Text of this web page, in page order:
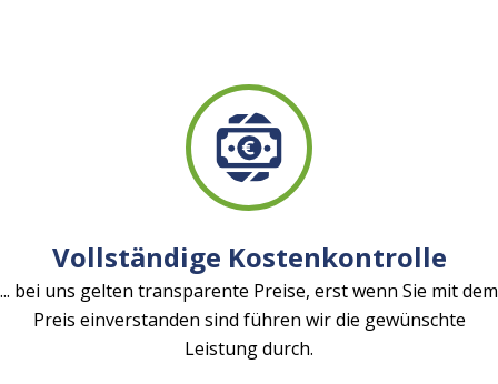
Vollständige Kostenkontrolle
... bei uns gelten transparente Preise, erst wenn Sie mit dem
Preis einverstanden sind führen wir die gewünschte
Leistung durch.